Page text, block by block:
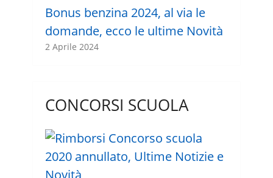
Bonus benzina 2024, al via le
domande, ecco le ultime Novità
2 Aprile 2024
CONCORSI SCUOLA